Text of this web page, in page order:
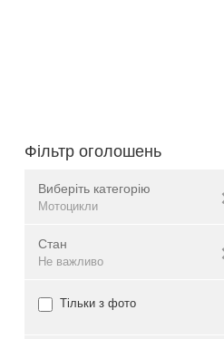
Фільтр оголошень
Виберіть категорію
Мотоцикли
Автомобілі
Мотоцикли
Велосипеди
Стан
Не важливо
Нове
Тільки з фото